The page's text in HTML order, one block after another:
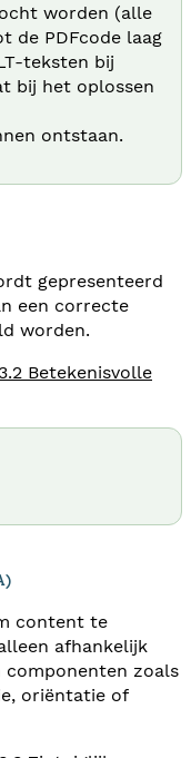
worden (alle
de PDFcode laag
teksten bij
bij het oplossen
ontstaan.
gepresenteerd
een correcte
worden.
Betekenisvolle
content te
afhankelijk
componenten zoals
oriëntatie of